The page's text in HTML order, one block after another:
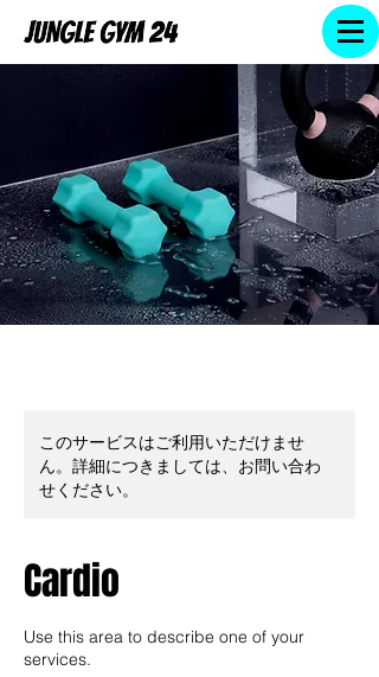
このサービスはご利用いただけませ
ん。詳細につきましては、お問い合わ
せください。
Cardio
Use this area to describe one of your
services.